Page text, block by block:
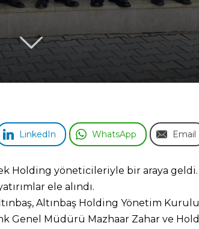
LinkedIn WhatsApp Email
Holding yöneticileriyle bir araya
ele alındı.
Altınbaş Holding Yönetim Kurulu
Genel Müdürü Mazhaar Zahar ve